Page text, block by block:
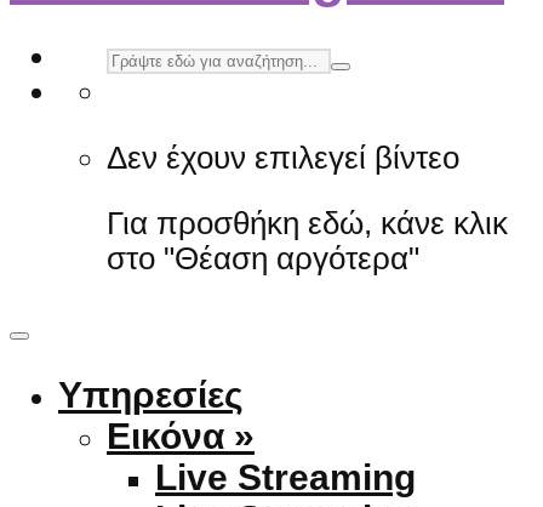
Δεν έχουν επιλεγεί βίντεο
Για προσθήκη εδώ, κάνε κλικ
στο "Θέαση αργότερα"
Υπηρεσίες
Εικόνα »
Live Streaming